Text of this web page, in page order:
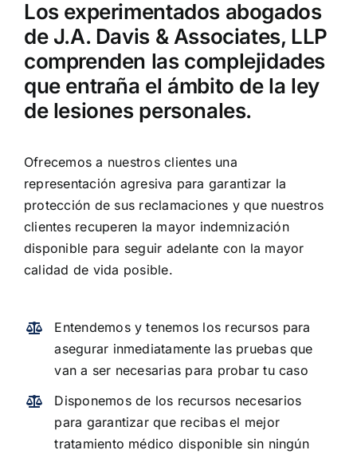
Los experimentados abogados
de J.A. Davis & Associates, LLP
comprenden las complejidades
que entraña el ámbito de la ley
de lesiones personales.
Ofrecemos a nuestros clientes una
representación agresiva para garantizar la
protección de sus reclamaciones y que nuestros
clientes recuperen la mayor indemnización
disponible para seguir adelante con la mayor
calidad de vida posible.
Entendemos y tenemos los recursos para
asegurar inmediatamente las pruebas que
van a ser necesarias para probar tu caso
Disponemos de los recursos necesarios
para garantizar que recibas el mejor
tratamiento médico disponible sin ningún